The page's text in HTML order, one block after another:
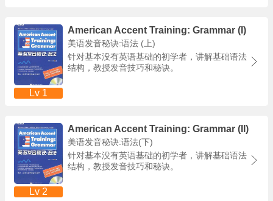
Lv 1
American Accent Training: Grammar (I)
美语发音秘诀:语法 (上)
针对基本没有英语基础的初学者，讲解基础语法
结构，教授发音技巧和秘诀。
Lv 2
American Accent Training: Grammar (II)
美语发音秘诀:语法(下)
针对基本没有英语基础的初学者，讲解基础语法
结构，教授发音技巧和秘诀。